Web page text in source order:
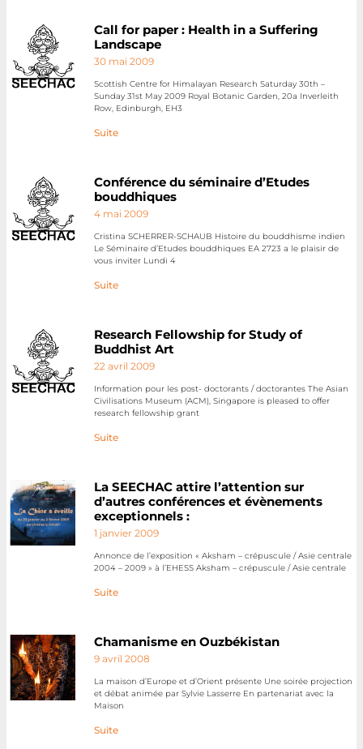
Call for paper : Health in a Suffering
Landscape
30 mai 2009
Scottish Centre for Himalayan Research Saturday 30th –
Sunday 31st May 2009 Royal Botanic Garden, 20a Inverleith
Row, Edinburgh, EH3
Suite
Conférence du séminaire d’Etudes
bouddhiques
4 mai 2009
Cristina SCHERRER-SCHAUB Histoire du bouddhisme indien
Le Séminaire d’Etudes bouddhiques EA 2723 a le plaisir de
vous inviter Lundi 4
Suite
Research Fellowship for Study of
Buddhist Art
22 avril 2009
Information pour les post- doctorants / doctorantes The Asian
Civilisations Museum (ACM), Singapore is pleased to offer
research fellowship grant
Suite
La SEECHAC attire l’attention sur
d’autres conférences et évènements
exceptionnels :
1 janvier 2009
Annonce de l’exposition « Aksham – crépuscule / Asie centrale
2004 – 2009 » à l’EHESS Aksham – crépuscule / Asie centrale
Suite
Chamanisme en Ouzbékistan
9 avril 2008
La maison d’Europe et d’Orient présente Une soirée projection
et débat animée par Sylvie Lasserre En partenariat avec la
Maison
Suite